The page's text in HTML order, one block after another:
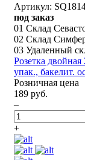
Артикул:
под заказ
01 Склад
02 Склад
03 Удаленный
Розетка
упак., бакелит.
Розничная цена
189 руб.
–
+